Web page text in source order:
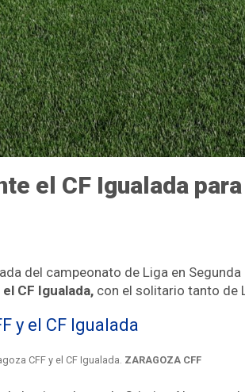
el CF Igualada
del campeonato de Liga en
CF Igualada, con el solitario tanto de
y el CF Igualada
CFF y el CF Igualada. ZARAGOZA CFF